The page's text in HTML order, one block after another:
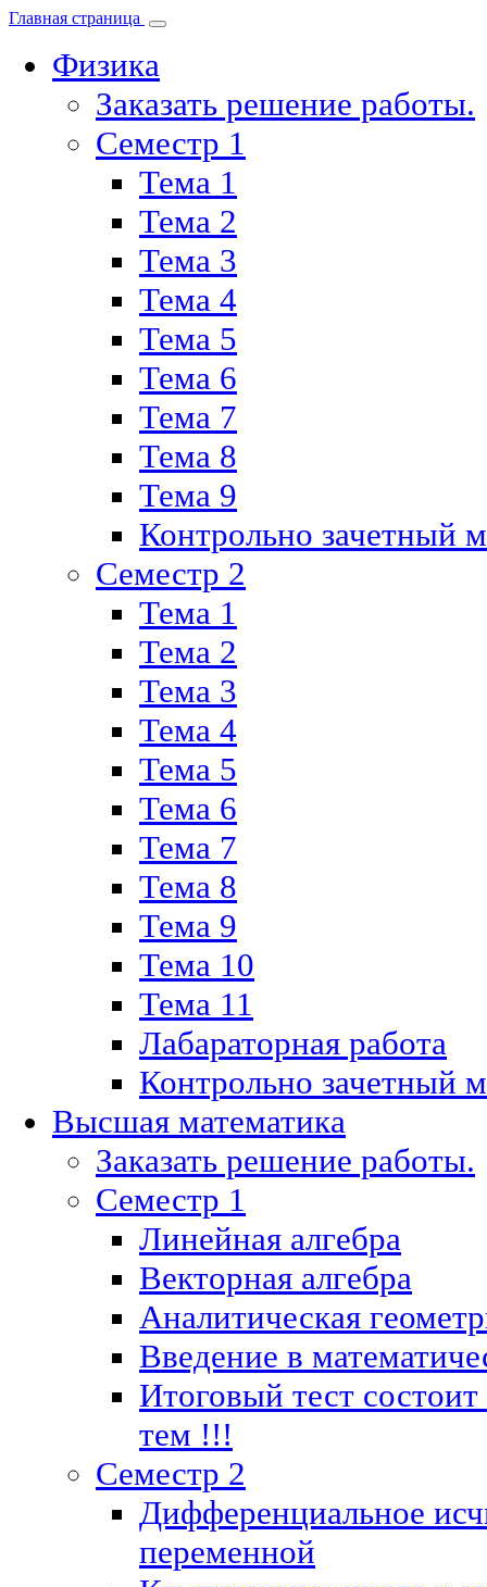
Главная страница
Физика
Заказать решение работы.
Семестр 1
Тема 1
Тема 2
Тема 3
Тема 4
Тема 5
Тема 6
Тема 7
Тема 8
Тема 9
Контрольно зачетный
Семестр 2
Тема 1
Тема 2
Тема 3
Тема 4
Тема 5
Тема 6
Тема 7
Тема 8
Тема 9
Тема 10
Тема 11
Лабараторная работа
Контрольно зачетный
Высшая математика
Заказать решение работы.
Семестр 1
Линейная алгебра
Векторная алгебра
Аналитическая
Введение в
Итоговый тест
тем !!!
Семестр 2
Дифференциальное
переменной